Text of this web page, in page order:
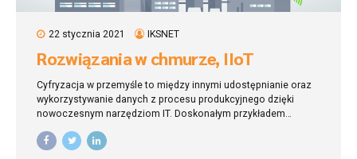
22 stycznia 2021 IKSNET
Rozwiązania w chmurze, IIoT
Cyfryzacja w przemyśle to między innymi udostępnianie oraz
wykorzystywanie danych z procesu produkcyjnego dzięki
nowoczesnym narzędziom IT. Doskonałym przykładem
zupełnie nowe możliwości w zakresie analizy informacji,